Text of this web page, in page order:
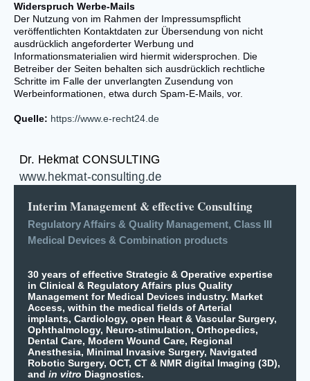
Widerspruch Werbe-Mails
Der Nutzung von im Rahmen der Impressumspflicht
veröffentlichten Kontaktdaten zur Übersendung von nicht
ausdrücklich angeforderter Werbung und
Informationsmaterialien wird hiermit widersprochen. Die
Betreiber der Seiten behalten sich ausdrücklich rechtliche
Schritte im Falle der unverlangten Zusendung von
Werbeinformationen, etwa durch Spam-E-Mails, vor.
Quelle: https://www.e-recht24.de
Dr. Hekmat CONSULTING
www.hekmat-consulting.de
Interim Management & effective Consulting
Regulatory Affairs & Quality Management, Class III
Medical Devices & Combination products
30 years of effective Strategic & Operative expertise
in Clinical & Regulatory Affairs plus Quality
Management for Medical Devices industry. Market
Access, within the medical fields of Arterial
implants, Cardiology, open Heart & Vascular Surgery,
Ophthalmology, Neuro-stimulation, Orthopedics,
Dental Care, Modern Wound Care, Regional
Anesthesia, Minimal Invasive Surgery, Navigated
Robotic Surgery, OCT, CT & NMR digital Imaging (3D),
and in vitro Diagnostics.